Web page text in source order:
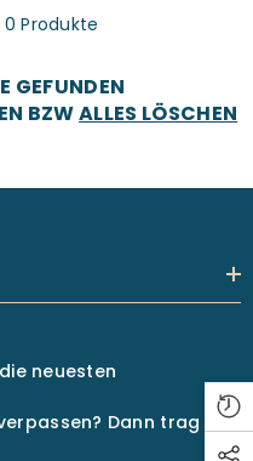
Produkte
GEFUNDEN
BZWALLES LÖSCHEN
neuesten
Dann trag